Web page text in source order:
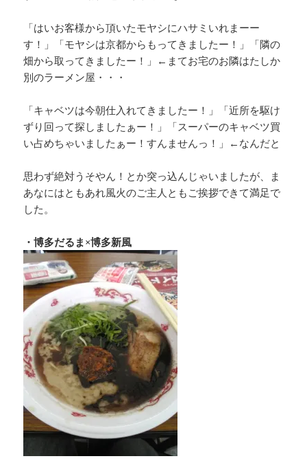
「はいお客様から頂いたモヤシにハサミいれまーー
す！」「モヤシは京都からもってきましたー！」「隣の
畑から取ってきましたー！」←まてお宅のお隣はたしか
別のラーメン屋・・・
「キャベツは今朝仕入れてきましたー！」「近所を駆け
ずり回って探しましたぁー！」「スーパーのキャベツ買
い占めちゃいましたぁー！すんませんっ！」←なんだと
思わず絶対うそやん！とか突っ込んじゃいましたが、ま
あなにはともあれ風火のご主人ともご挨拶できて満足で
した。
・博多だるま×博多新風